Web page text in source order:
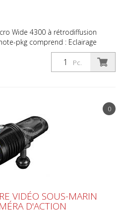
Pc.
Wide 4300 à rétrodiffusion
pkg comprend : Eclairage
optique OS-1 Bâton d'éclaira...
0
VIDÉO SOUS-MARIN
D'ACTION